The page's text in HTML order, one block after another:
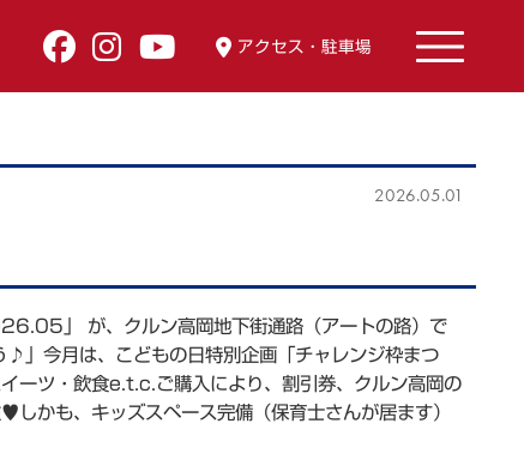
アクセス・駐車場
2026.05.01
」 が、クルン高岡地下街通路（アートの路）で
」今月は、こどもの日特別企画「チャレンジ枠まつ
ーツ・飲食e.t.c.ご購入により、割引券、クルン高岡の
かも、キッズスペース完備（保育士さんが居ます）